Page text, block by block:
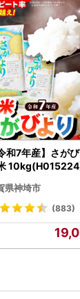
和7年産】さが
県神埼市
(883)